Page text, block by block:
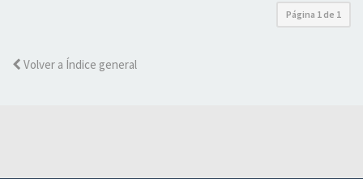
Página 1 de 1
Volver a Índice general